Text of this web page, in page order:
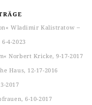
Wladimir Kalistratow ‒
4-2023
Norbert Kricke, 9-17-2017
Haus, 12-17-2016
2017
6-10-2017